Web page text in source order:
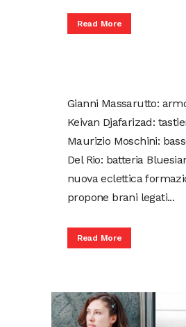
Read More
Gianni Massarutto:
Keivan Djafarizad:
Maurizio Moschini:
Del Rio: batteria
nuova eclettica
propone brani legati...
Read More